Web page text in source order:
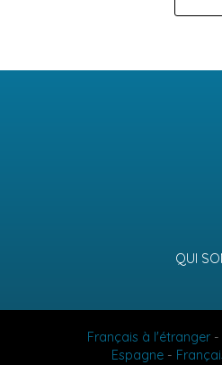
QUI
Français à l'étranger -
Espagne-